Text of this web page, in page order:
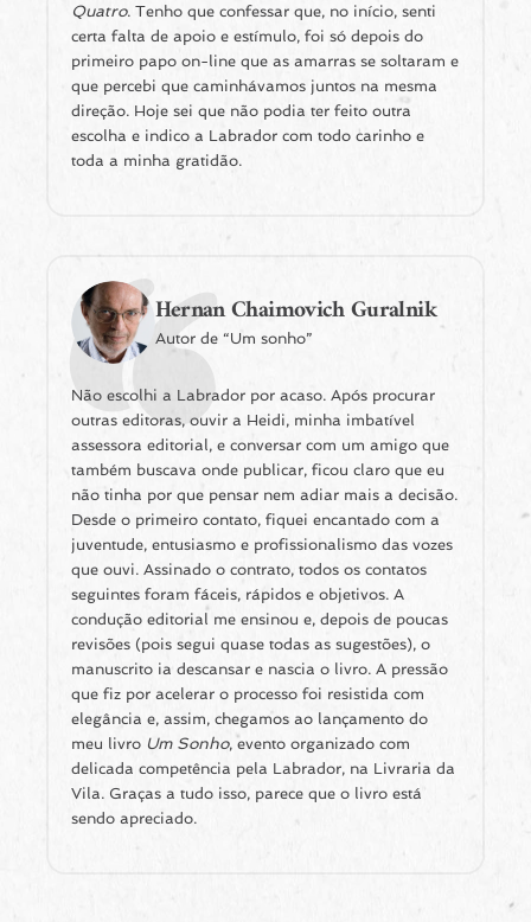
Quatro. Tenho que confessar que, no início, senti
certa falta de apoio e estímulo, foi só depois do
primeiro papo on-line que as amarras se soltaram e
que percebi que caminhávamos juntos na mesma
direção. Hoje sei que não podia ter feito outra
escolha e indico a Labrador com todo carinho e
toda a minha gratidão.
Hernan Chaimovich Guralnik
Autor de “Um sonho”
Não escolhi a Labrador por acaso. Após procurar
outras editoras, ouvir a Heidi, minha imbatível
assessora editorial, e conversar com um amigo que
também buscava onde publicar, ficou claro que eu
não tinha por que pensar nem adiar mais a decisão.
Desde o primeiro contato, fiquei encantado com a
juventude, entusiasmo e profissionalismo das vozes
que ouvi. Assinado o contrato, todos os contatos
seguintes foram fáceis, rápidos e objetivos. A
condução editorial me ensinou e, depois de poucas
revisões (pois segui quase todas as sugestões), o
manuscrito ia descansar e nascia o livro. A pressão
que fiz por acelerar o processo foi resistida com
elegância e, assim, chegamos ao lançamento do
meu livro Um Sonho, evento organizado com
delicada competência pela Labrador, na Livraria da
Vila. Graças a tudo isso, parece que o livro está
sendo apreciado.